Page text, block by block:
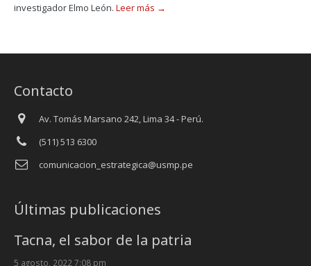
investigador Elmo León. Leer más →
Contacto
Av. Tomás Marsano 242, Lima 34 - Perú.
(511) 513 6300
comunicacion_estrategica@usmp.pe
Últimas publicaciones
Tacna, el sabor de la patria
5 agosto, 2022 7:08 pm